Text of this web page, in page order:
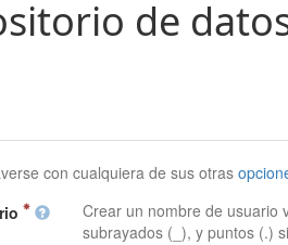
de
con cualquiera de sus otras
Crear un nombre de usuario
subrayados (_), y puntos (.)